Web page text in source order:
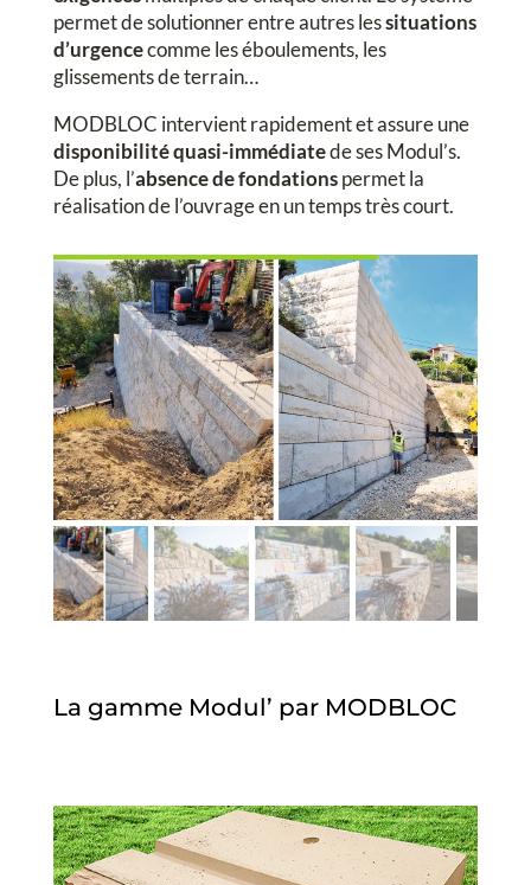
permet de solutionner entre autres lessituations
d’urgencecomme les éboulements, les
glissements de terrain…
MODBLOC intervient rapidement et assure une
disponibilité quasi-immédiatede ses Modul’s.
De plus, l’absence de fondationspermet la
réalisation de l’ouvrage en un temps très court.
La gamme Modul’ par MODBLOC